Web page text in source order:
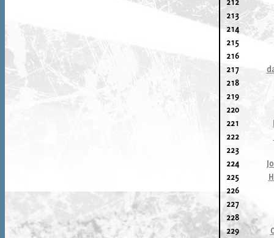
213
214
215
216
217
218
219
220
221
222
223
224
225
226
227
228
229